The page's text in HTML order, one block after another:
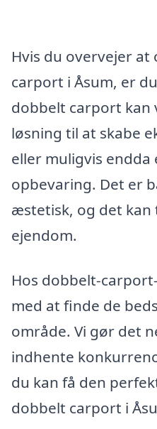
Hvis du overvejer
carport i Åsum, er
dobbelt carport
løsning til at skabe
eller muligvis endda
opbevaring. Det er
æstetisk, og det
ejendom.
Hos dobbelt-
med at finde de
område. Vi gør det
indhente
du kan få den
dobbelt carport i